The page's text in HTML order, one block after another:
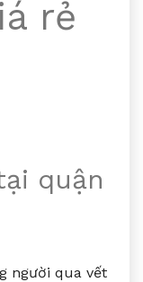
rẻ
quận
người qua vết